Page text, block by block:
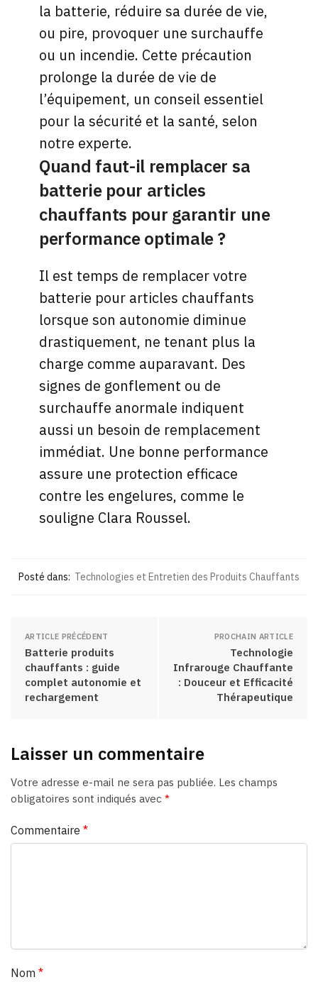
la batterie, réduire sa durée de vie,
ou pire, provoquer une surchauffe
ou un incendie. Cette précaution
prolonge la durée de vie de
l’équipement, un conseil essentiel
pour la sécurité et la santé, selon
notre experte.
Quand faut-il remplacer sa
batterie pour articles
chauffants pour garantir une
performance optimale ?
Il est temps de remplacer votre
batterie pour articles chauffants
lorsque son autonomie diminue
drastiquement, ne tenant plus la
charge comme auparavant. Des
signes de gonflement ou de
surchauffe anormale indiquent
aussi un besoin de remplacement
immédiat. Une bonne performance
assure une protection efficace
contre les engelures, comme le
souligne Clara Roussel.
Posté dans: Technologies et Entretien des Produits Chauffants
ARTICLE PRÉCÉDENT
Batterie produits
chauffants : guide
complet autonomie et
rechargement
PROCHAIN ARTICLE
Technologie
Infrarouge Chauffante
: Douceur et Efficacité
Thérapeutique
Laisser un commentaire
Votre adresse e-mail ne sera pas publiée. Les champs
obligatoires sont indiqués avec *
Commentaire *
Nom *